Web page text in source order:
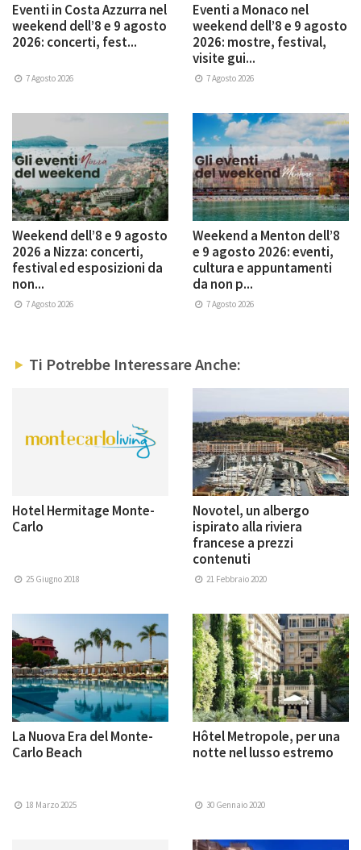
Eventi in Costa Azzurra nel
weekend dell’8 e 9 agosto
2026: concerti, fest...
7 Agosto 2026
Eventi a Monaco nel
weekend dell’8 e 9 agosto
2026: mostre, festival,
visite gui...
7 Agosto 2026
Weekend dell’8 e 9 agosto
2026 a Nizza: concerti,
festival ed esposizioni da
non...
7 Agosto 2026
Weekend a Menton dell’8
e 9 agosto 2026: eventi,
cultura e appuntamenti
da non p...
7 Agosto 2026
Ti Potrebbe Interessare Anche:
Hotel Hermitage Monte-
Carlo
25 Giugno 2018
Novotel, un albergo
ispirato alla riviera
francese a prezzi
contenuti
21 Febbraio 2020
La Nuova Era del Monte-
Carlo Beach
18 Marzo 2025
Hôtel Metropole, per una
notte nel lusso estremo
30 Gennaio 2020